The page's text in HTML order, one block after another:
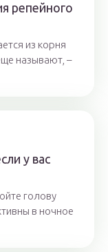
репейного
из корня
называют, –
у вас
голову
в ночное